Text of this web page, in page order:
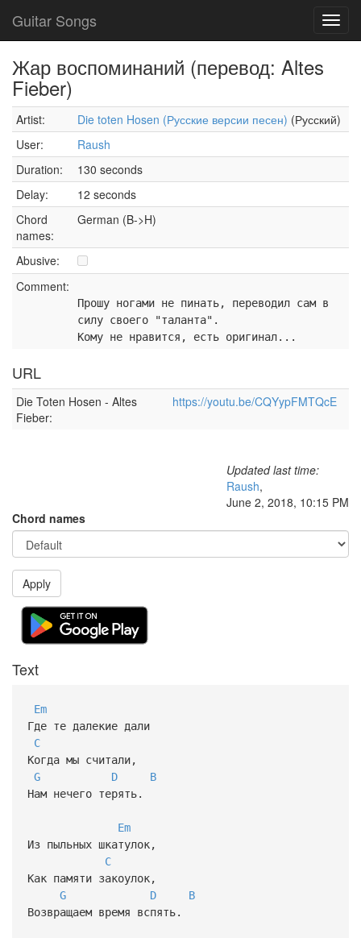
Guitar Songs
Жар воспоминаний (перевод: Altes
Fieber)
Artist: Die toten Hosen (Русские версии песен) (Русский)
User:
Raush
Duration:
130 seconds
Delay:
12 seconds
Chord
names:
German (B->H)
Abusive:
Comment:
Прошу ногами не пинать, переводил сам в
силу своего "таланта".
Кому не нравится, есть оригинал...
URL
Die Toten Hosen - Altes
Fieber:
https://youtu.be/CQYypFMTQcE
Updated last time:
Raush,
June 2, 2018, 10:15 PM
Chord names
Apply
Text
Em
Где те далекие дали
C
Когда мы считали,
G
D
B
Нам нечего терять.
Em
Из пыльных шкатулок,
C
Как памяти закоулок,
G
D
B
Возвращаем время вспять.